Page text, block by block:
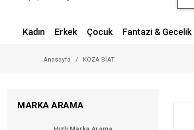
Kadın Erkek Çocuk Fantazi & Gecelik
Anasayfa KOZA BİAT
MARKA ARAMA